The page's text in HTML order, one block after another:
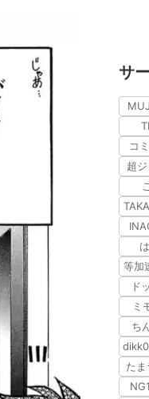
サ
コ
超
等加
ド
ミ
ち
た